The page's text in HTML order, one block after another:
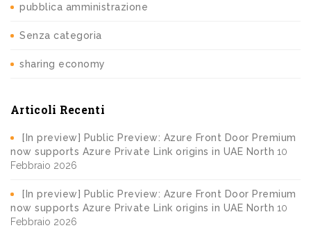
pubblica amministrazione
Senza categoria
sharing economy
Articoli Recenti
[In preview] Public Preview: Azure Front Door Premium
now supports Azure Private Link origins in UAE North 10
Febbraio 2026
[In preview] Public Preview: Azure Front Door Premium
now supports Azure Private Link origins in UAE North 10
Febbraio 2026